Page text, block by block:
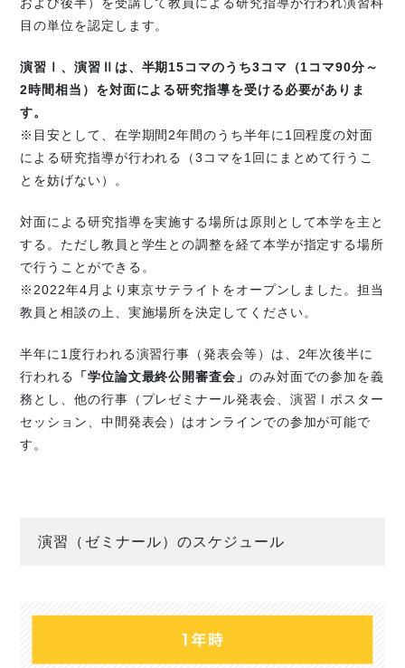
目の単位を認定します。
演習Ⅰ、演習Ⅱは、半期15コマのうち3コマ（1コマ90分～
2時間相当）を対面による研究指導を受ける必要がありま
す。
※目安として、在学期間2年間のうち半年に1回程度の対面
による研究指導が行われる（3コマを1回にまとめて行うこ
とを妨げない）。
対面による研究指導を実施する場所は原則として本学を主と
する。ただし教員と学生との調整を経て本学が指定する場所
で行うことができる。
※2022年4月より東京サテライトをオープンしました。担当
教員と相談の上、実施場所を決定してください。
半年に1度行われる演習行事（発表会等）は、2年次後半に
行われる
「学位論文最終公開審査会」 のみ対面での参加を義
務とし、他の行事（プレゼミナール発表会、演習Ⅰポスター
セッション、中間発表会）はオンラインでの参加が可能で
す。
演習（ゼミナール）のスケジュール